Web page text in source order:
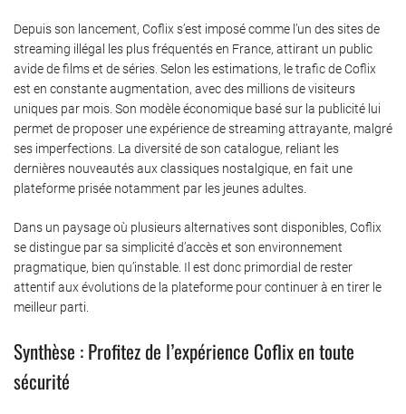
Depuis son lancement, Coflix s’est imposé comme l’un des sites de
streaming illégal les plus fréquentés en France, attirant un public
avide de films et de séries. Selon les estimations, le trafic de Coflix
est en constante augmentation, avec des millions de visiteurs
uniques par mois. Son modèle économique basé sur la publicité lui
permet de proposer une expérience de streaming attrayante, malgré
ses imperfections. La diversité de son catalogue, reliant les
dernières nouveautés aux classiques nostalgique, en fait une
plateforme prisée notamment par les jeunes adultes.
Dans un paysage où plusieurs alternatives sont disponibles, Coflix
se distingue par sa simplicité d’accès et son environnement
pragmatique, bien qu’instable. Il est donc primordial de rester
attentif aux évolutions de la plateforme pour continuer à en tirer le
meilleur parti.
Synthèse : Profitez de l’expérience Coflix en toute
sécurité